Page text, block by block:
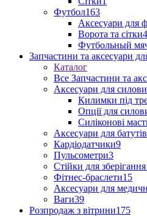
Футбол163
Аксесуари для
Ворота та сітки
Футбольный
Запчастини та аксесуари
Каталог
Все Запчастини та
Аксесуари для
Килимки під
Опції для
Силіконові
Аксесуари для батутів
Кардіодатчики9
Пульсометри3
Стійки для зберігання
Фітнес-браслети15
Аксесуари для
Ваги39
Розпродаж з вітрини175